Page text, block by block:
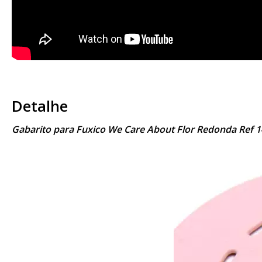
Detalhe
Gabarito para Fuxico We Care About Flor Redonda Ref